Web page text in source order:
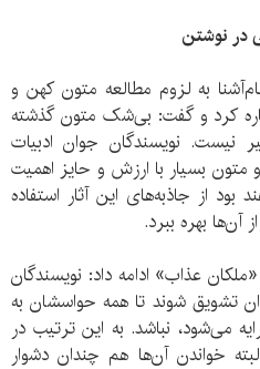
در نوشتن
به لزوم مطالعه متون کهن و
کرد و گفت: بی‌شک متون گذشته
نیست. نویسندگان جوان ادبیات
و متون بسیار با ارزش و حایز اهمیت
از جاذبه‌های این آثار استفاده
بهره ببرد.
عذاب» ادامه داد: نویسندگان
تشویق شوند تا همه حواسشان به
می‌شود، نباشد. به این ترتیب در
خواندن آن‌ها هم چندان دشوار